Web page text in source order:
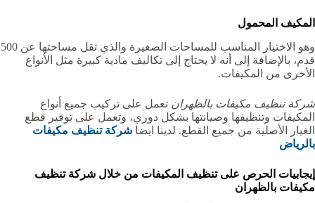
المكيف المحمول
وهو الاختيار المناسب للمساحات الصغيرة والذي تقل مساحتها عن 500
قدم، بالإضافة إلى أنه لا يحتاج إلى تكاليف مادية كبيرة مثل الأنواع
الأخرى من المكيفات.
شركة تنظيف مكيفات بالظهران تعمل على تركيب جميع أنواع
المكيفات وتنظيفها وصيانتها بشكل دوري، وتعمل على توفير قطع
الغيار الأصلية من جميع القطع. لدينا ايضا شركة تنظيف مكيفات
بالرياض
إيجابيات الحرص على تنظيف المكيفات من خلال شركة تنظيف
مكيفات بالظهران